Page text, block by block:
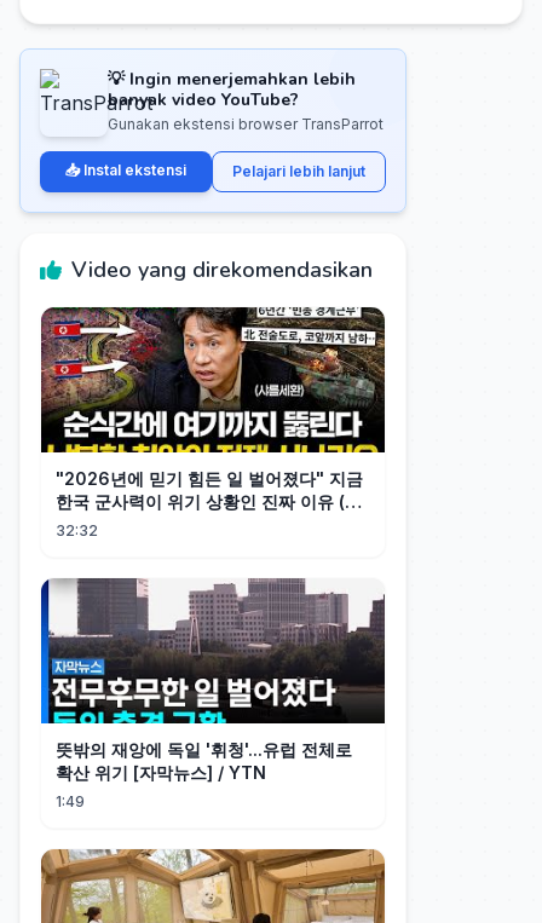
💡 Ingin menerjemahkan lebih
banyak video YouTube?
Gunakan ekstensi browser TransParrot
📥 Instal ekstensi Pelajari lebih lanjut
Video yang direkomendasikan
"2026년에 믿기 힘든 일 벌어졌다" 지금
한국 군사력이 위기 상황인 진짜 이유 (샤
를세환 1부)
32:32
뜻밖의 재앙에 독일 '휘청'...유럽 전체로
확산 위기 [자막뉴스] / YTN
1:49